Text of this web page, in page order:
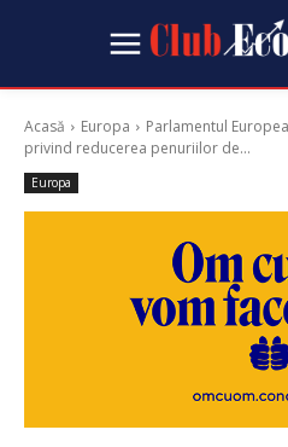
Acasă Europa
Parlamentul
privind reducerea penuriilor de...
Europa